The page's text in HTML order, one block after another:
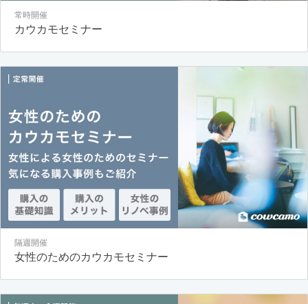
常時開催
カウカモセミナー
隔週開催
女性のためのカウカモセミナー